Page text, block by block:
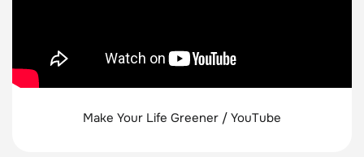
Make Your Life Greener / YouTube